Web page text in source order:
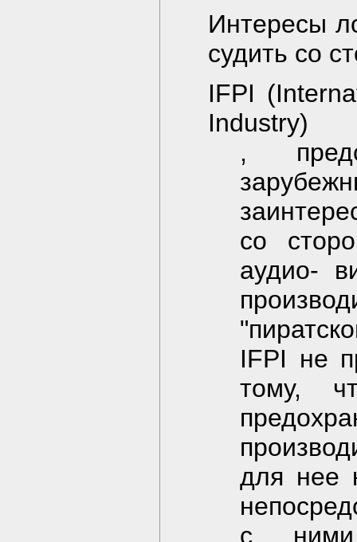
Интересы
судить со
IFPI
Industry)
,
со
аудио-
IFPI не
тому,
для нее
с ними